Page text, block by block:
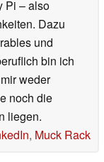
Pi – also
Dazu
und
bin ich
weder
noch die
liegen.
, Muck Rack